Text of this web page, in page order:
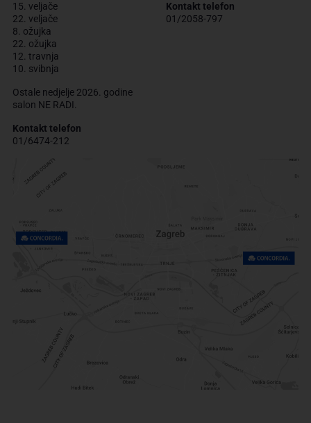
15. veljače
22. veljače
8. ožujka
22. ožujka
12. travnja
10. svibnja
Ostale nedjelje 2026. godine
salon NE RADI.
Kontakt telefon
01/6474-212
Kontakt telefon
01/2058-797